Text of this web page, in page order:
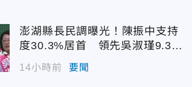
澎湖縣長民調曝光！陳振中支持
度30.3%居首 領先吳淑瑾9.3個
百分點
14小時前 要聞